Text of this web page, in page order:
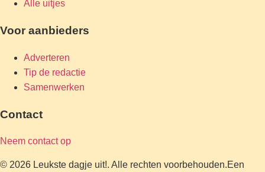
Alle uitjes
Voor aanbieders
Adverteren
Tip de redactie
Samenwerken
Contact
Neem contact op
© 2026 Leukste dagje uit!. Alle rechten voorbehouden.Een